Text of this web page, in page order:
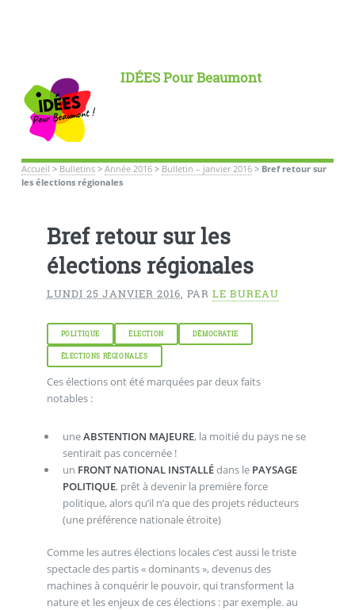
IDÉES Pour Beaumont
Accueil > Bulletins> Année 2016> Bulletin – janvier 2016> Bref retour sur
les élections régionales
Bref retour sur les
élections régionales
LUNDI 25 JANVIER 2016, PAR LE BUREAU
POLITIQUE ÉLECTION DÉMOCRATIE
ÉLECTIONS RÉGIONALES
Ces élections ont été marquées par deux faits
notables :
uneABSTENTION MAJEURE, la moitié du pays ne se
sentirait pas concernée !
un FRONT NATIONAL INSTALLÉdans le PAYSAGE
POLITIQUE, prêt à devenir la première force
politique, alors qu’il n’a que des projets réducteurs
(une préférence nationale étroite)
Comme les autres élections locales c’est aussi le triste
spectacle des partis « dominants », devenus des
machines à conquérir le pouvoir, qui transforment la
nature et les enjeux de ces élections : par exemple. au